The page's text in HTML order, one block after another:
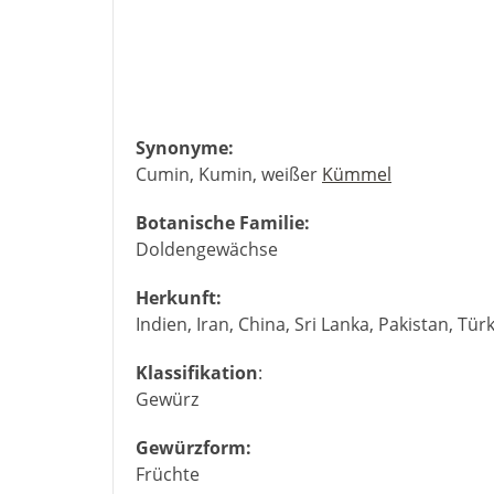
Synonyme:
Cumin, Kumin, weißer Kümmel
Botanische Familie:
Doldengewächse
Herkunft:
Indien, Iran, China, Sri Lanka, Pakistan,
Klassifikation:
Gewürz
Gewürzform:
Früchte